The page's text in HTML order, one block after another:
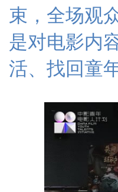
束，全场观
是对电影内
活、找回童